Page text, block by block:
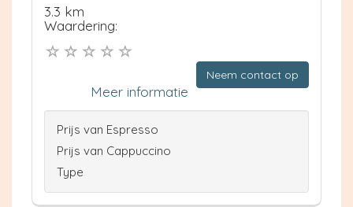
3.3 km
Waardering:
Neem contact op
Meer informatie
Prijs van Espresso
Prijs van Cappuccino
Type